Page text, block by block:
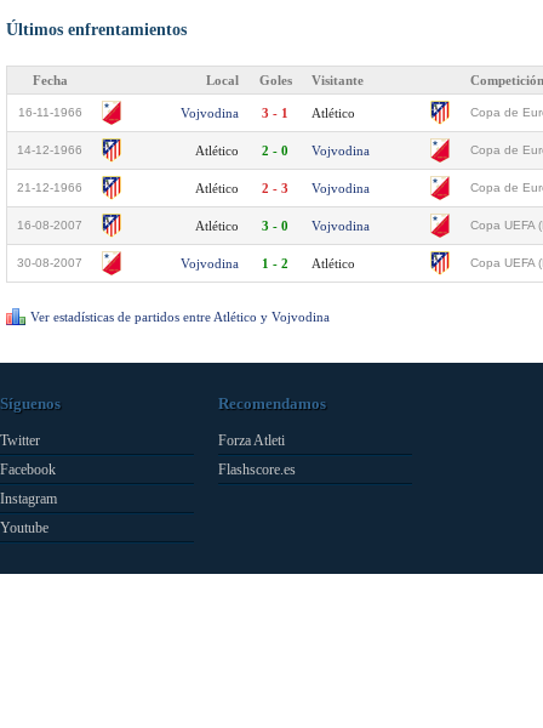
Últimos enfrentamientos
Fecha Local Goles Visitante Competición
16-11-1966 Vojvodina 3 - 1 Atlético Copa de
14-12-1966 Atlético 2 - 0 Vojvodina Copa de
21-12-1966 Atlético 2 - 3 Vojvodina Copa de
16-08-2007 Atlético 3 - 0 Vojvodina Copa UEFA
30-08-2007 Vojvodina 1 - 2 Atlético Copa UEFA
Ver estadísticas de partidos entre Atlético y Vojvodina
Síguenos
Twitter
Facebook
Instagram
Youtube
Recomendamos
Forza Atleti
Flashscore.es